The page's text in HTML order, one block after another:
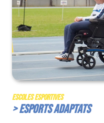
Escoles Esportives
> Esports Adaptats